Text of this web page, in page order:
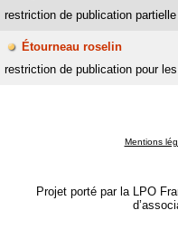
restriction de publication
Étourneau roselin
restriction de publication pour
Mentions
Projet porté par la LPO